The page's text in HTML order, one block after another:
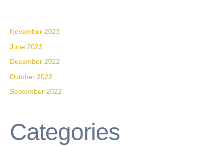
November 2023
June 2023
December 2022
October 2022
September 2022
Categories